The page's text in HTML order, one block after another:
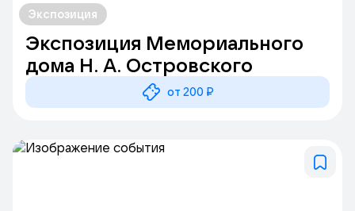
Экспозиция
Экспозиция Мемориального
дома Н. А. Островского
от 200 ₽